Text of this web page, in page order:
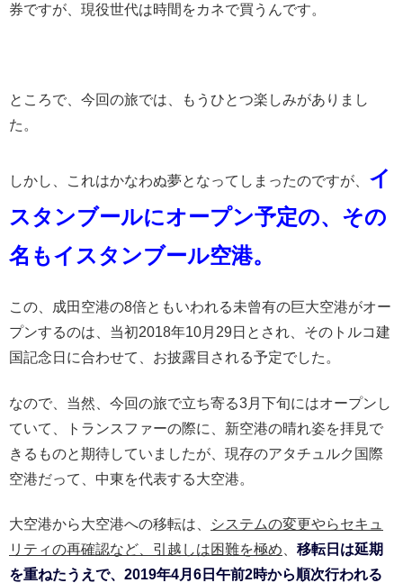
券ですが、現役世代は時間をカネで買うんです。
ところで、今回の旅では、もうひとつ楽しみがありまし
た。
しかし、これはかなわぬ夢となってしまったのですが、 イ
スタンブールにオープン予定の、その
名もイスタンブール空港。
この、成田空港の8倍ともいわれる未曾有の巨大空港がオー
プンするのは、当初2018年10月29日とされ、そのトルコ建
国記念日に合わせて、お披露目される予定でした。
なので、当然、今回の旅で立ち寄る3月下旬にはオープンし
ていて、トランスファーの際に、新空港の晴れ姿を拝見で
きるものと期待していましたが、現存のアタチュルク国際
空港だって、中東を代表する大空港。
大空港から大空港への移転は、
システムの変更やらセキュ
リティの再確認など、引越しは困難を極め
移転日は延期
を重ねたうえで、2019年4月6日午前2時から順次行われる